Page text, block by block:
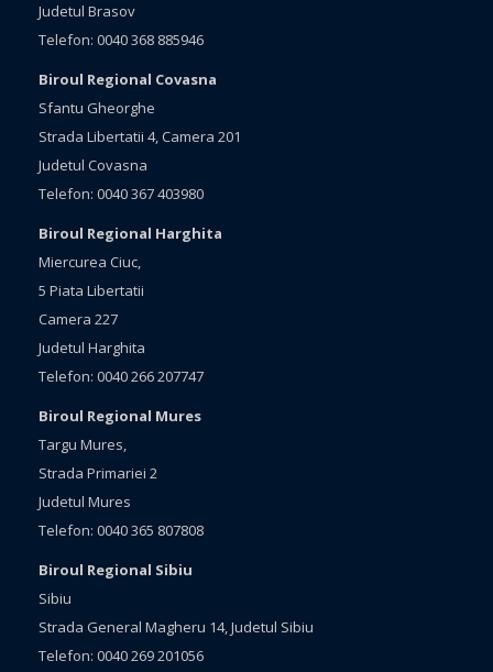
Judetul Brasov
Telefon: 0040 368 885946
Biroul Regional Covasna
Sfantu Gheorghe
Strada Libertatii 4, Camera 201
Judetul Covasna
Telefon: 0040 367 403980
Biroul Regional Harghita
Miercurea Ciuc,
5 Piata Libertatii
Camera 227
Judetul Harghita
Telefon: 0040 266 207747
Biroul Regional Mures
Targu Mures,
Strada Primariei 2
Judetul Mures
Telefon: 0040 365 807808
Biroul Regional Sibiu
Sibiu
Strada General Magheru 14, Judetul Sibiu
Telefon: 0040 269 201056